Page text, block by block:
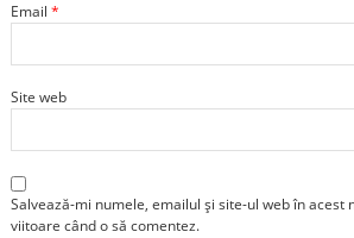
Email *
Site web
Salvează-mi numele, emailul și site-ul web în acest
viitoare când o să comentez.